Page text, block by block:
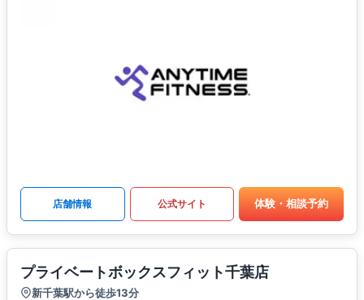
店舗情報 公式サイト 体験・相談予約
プライベートボックスフィット千葉店
新千葉駅から徒歩13分